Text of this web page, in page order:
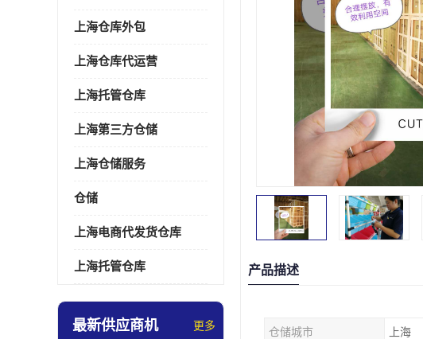
上海仓库外包
上海仓库代运营
上海托管仓库
上海第三方仓储
上海仓储服务
仓储
上海电商代发货仓库
上海托管仓库
最新供应商机 更多
产品描述
仓储城市 上海